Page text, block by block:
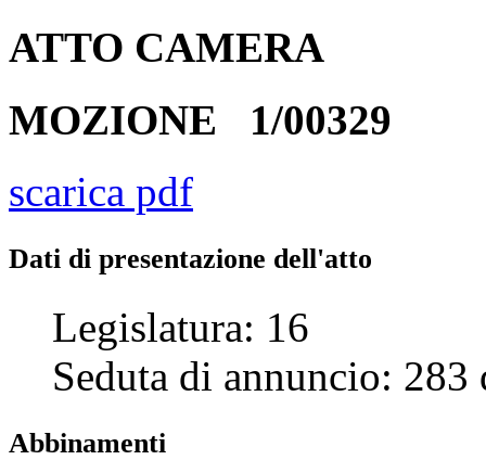
ATTO CAMERA
MOZIONE 1/00329
scarica pdf
Dati di presentazione dell'atto
Legislatura: 16
Seduta di annuncio: 283
Abbinamenti